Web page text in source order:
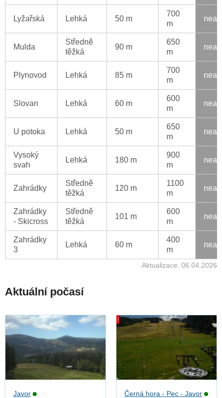
Lyžařská Lehká 50 m
700
m
Mulda
Středně
těžká
90 m
650
m
Plynovod Lehká 85 m
700
m
Slovan Lehká 60 m
600
m
U potoka Lehká 50 m
650
m
Vysoký
svah
Lehká 180 m
900
m
Zahrádky
Středně
těžká
120 m
1100
m
Zahrádky
- Skicross
Středně
těžká
101 m
600
m
Zahrádky
3
Lehká 60 m
400
m
Aktualizace: 06.04.2026
Aktuální počasí
Javor
Černá hora - Pec - Javor